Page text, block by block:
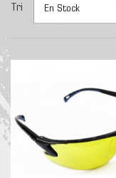
Tri En Stock